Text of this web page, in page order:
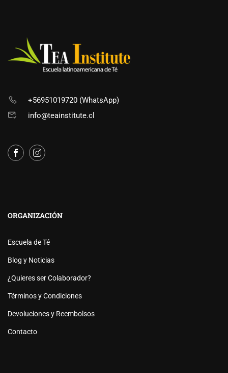
+56951019720 (WhatsApp)
info@teainstitute.cl
ORGANIZACIÓN
Escuela de Té
Blog y Noticias
¿Quieres ser Colaborador?
Términos y Condiciones
Devoluciones y Reembolsos
Contacto